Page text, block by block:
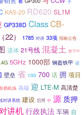
KAS-20 RD620 SL1M
GP338D Class CB-
22） 1785 对讲 33项 招标公告
遗体 21号线 混凝土 数字中
5GHz 1000部 钢盔铁甲 诺
壁垒 省 100 700 话 拥 项目
都机场 高端 迎 LTE-M 高清楚
对讲系统 建设 启用 中 源 质押
讲机行政执法 车辆 自